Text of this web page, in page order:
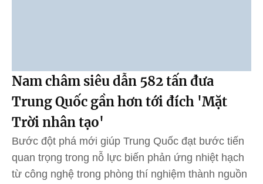
Nam châm siêu dẫn 582 tấn đưa
Trung Quốc gần hơn tới đích 'Mặt
Trời nhân tạo'
Bước đột phá mới giúp Trung Quốc đạt bước tiến
quan trọng trong nỗ lực biến phản ứng nhiệt hạch
từ công nghệ trong phòng thí nghiệm thành nguồn